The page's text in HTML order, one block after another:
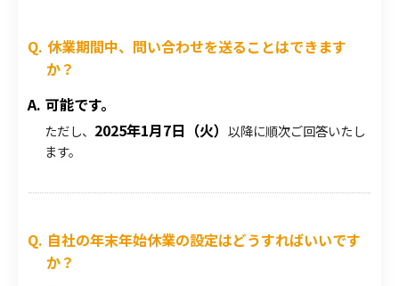
休業期間中、問い合わせを送ることはできます
か？
可能です。
ただし、 2025年1月7日（火） 以降に順次ご回答いたし
ます。
自社の年末年始休業の設定はどうすればいいです
か？